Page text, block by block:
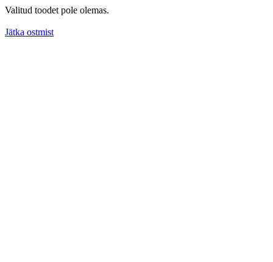
Valitud toodet pole olemas.
Jätka ostmist